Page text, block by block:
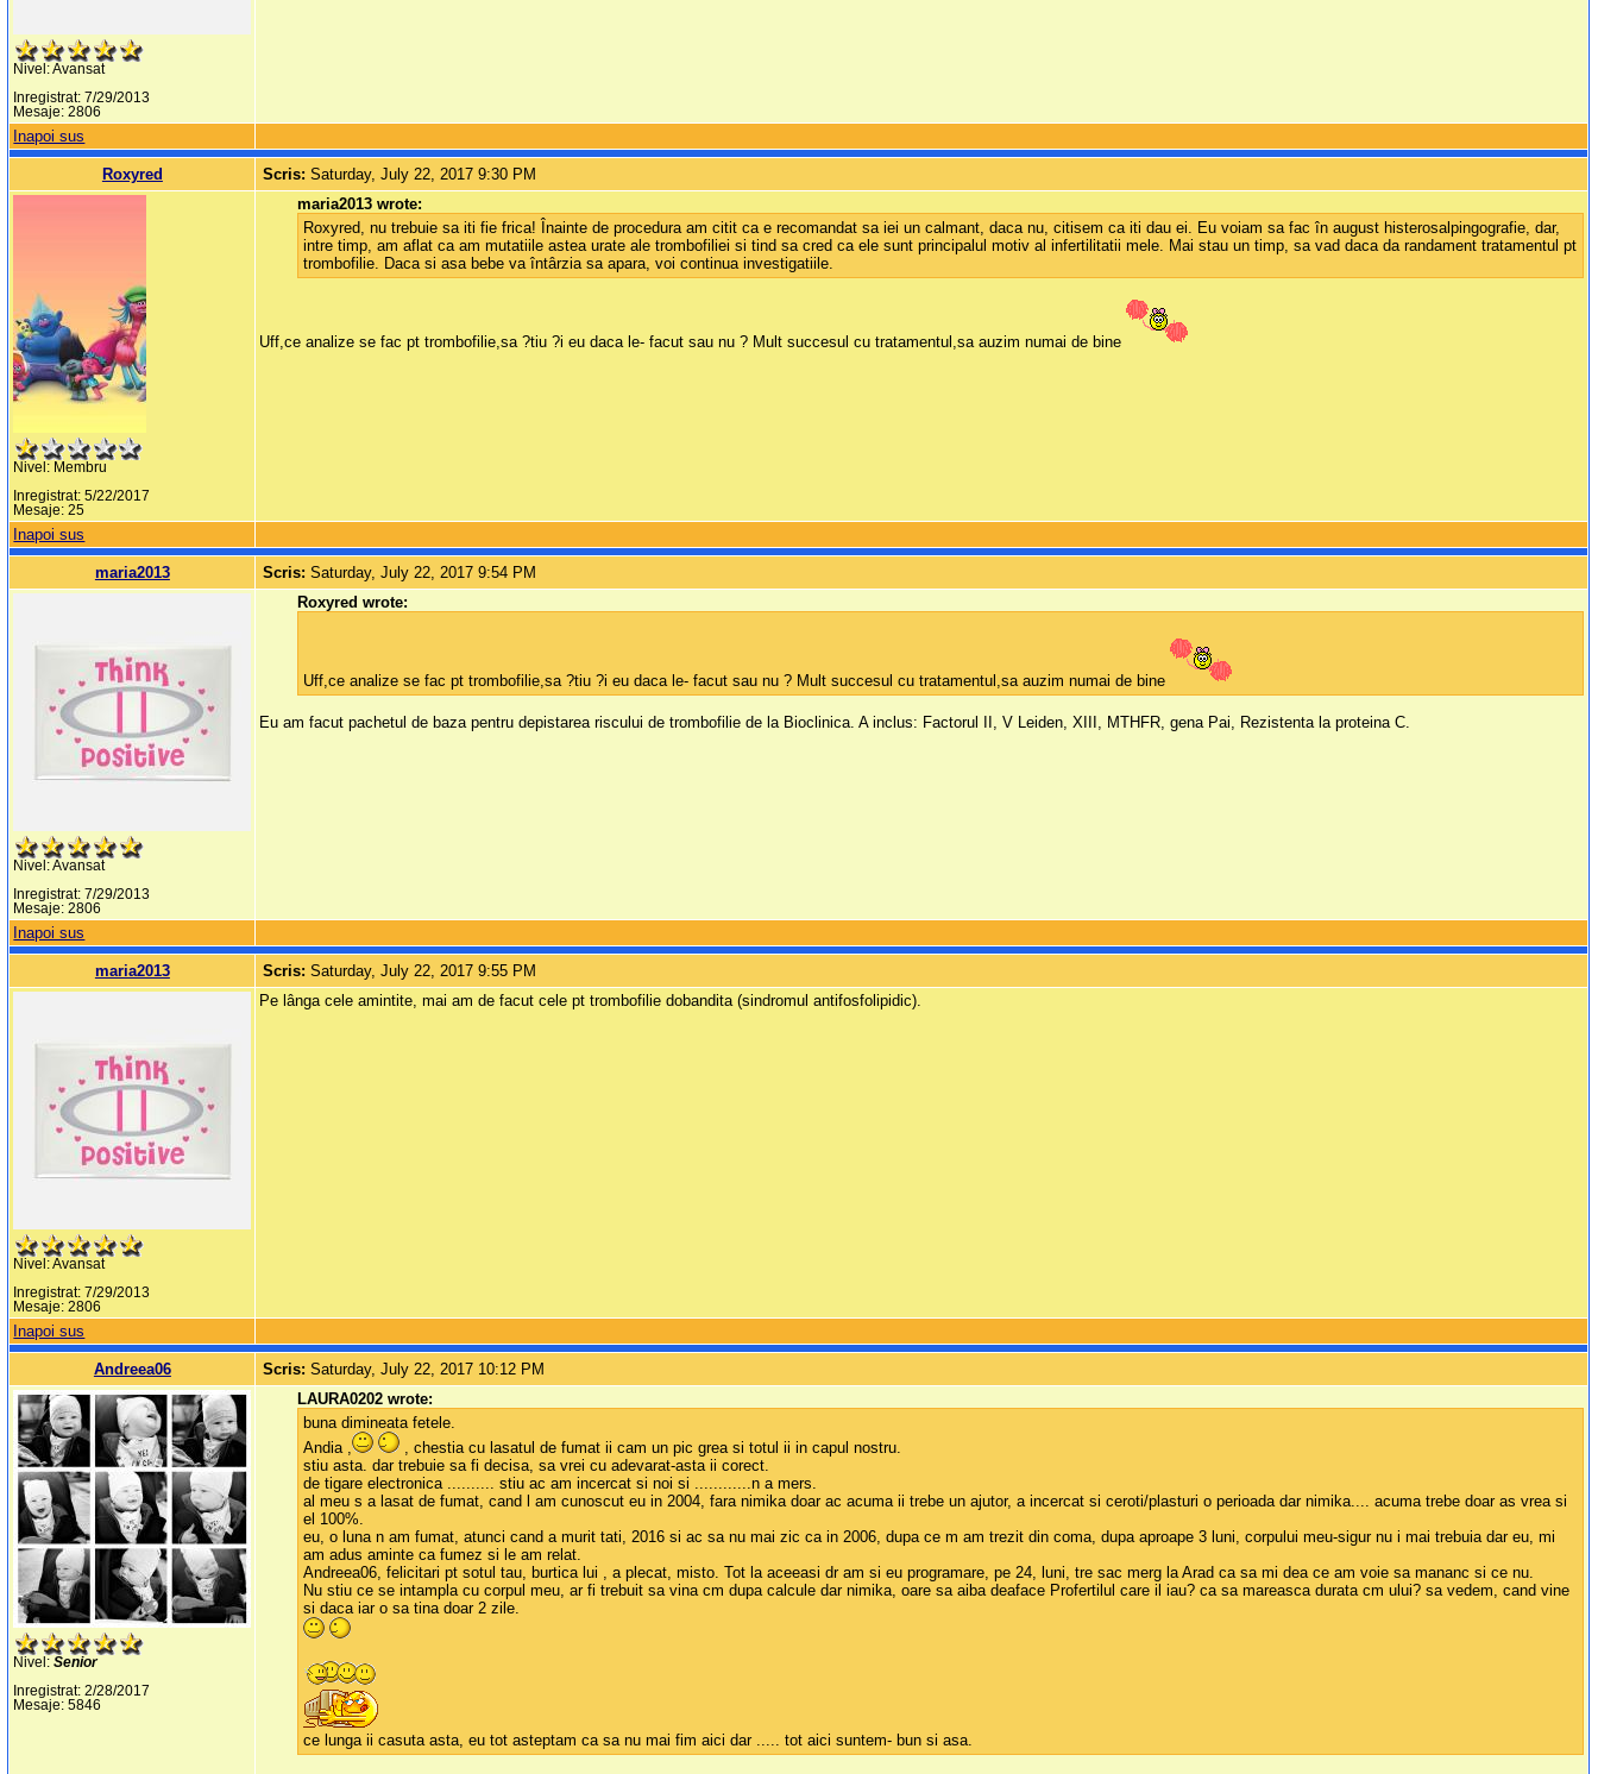
Nivel: Avansat
Inregistrat: 7/29/2013
Mesaje: 2806
Inapoi sus
Roxyred Scris:Saturday, July 22, 2017 9:30 PM
Nivel: Membru
Inregistrat: 5/22/2017
Mesaje: 25
maria2013 wrote:
Roxyred, nu trebuie sa iti fie frica! Înainte de procedura am citit ca e recomandat sa iei un calmant, daca nu, citisem ca iti dau ei. Eu voiam sa fac în august histerosalpingografie, dar,
intre timp, am aflat ca am mutatiile astea urate ale trombofiliei si tind sa cred ca ele sunt principalul motiv al infertilitatii mele. Mai stau un timp, sa vad daca da randament tratamentul pt
trombofilie. Daca si asa bebe va întârzia sa apara, voi continua investigatiile.
Uff,ce analize se fac pt trombofilie,sa ?tiu ?i eu daca le- facut sau nu ? Mult succesul cu tratamentul,sa auzim numai de bine
Inapoi sus
maria2013 Scris:Saturday, July 22, 2017 9:54 PM
Nivel: Avansat
Inregistrat: 7/29/2013
Mesaje: 2806
Roxyred wrote:
Uff,ce analize se fac pt trombofilie,sa ?tiu ?i eu daca le- facut sau nu ? Mult succesul cu tratamentul,sa auzim numai de bine
Eu am facut pachetul de baza pentru depistarea riscului de trombofilie de la Bioclinica. A inclus: Factorul II, V Leiden, XIII, MTHFR, gena Pai, Rezistenta la proteina C.
Inapoi sus
maria2013 Scris:Saturday, July 22, 2017 9:55 PM
Nivel: Avansat
Inregistrat: 7/29/2013
Mesaje: 2806
Pe lânga cele amintite, mai am de facut cele pt trombofilie dobandita (sindromul antifosfolipidic).
Inapoi sus
Andreea06 Scris:Saturday, July 22, 2017 10:12 PM
Nivel:Senior
Inregistrat: 2/28/2017
Mesaje: 5846
LAURA0202 wrote:
buna dimineata fetele.
Andia ,
, chestia cu lasatul de fumat ii cam un pic grea si totul ii in capul nostru.
stiu asta. dar trebuie sa fi decisa, sa vrei cu adevarat-asta ii corect.
de tigare electronica .......... stiu ac am incercat si noi si ............n a mers.
al meu s a lasat de fumat, cand l am cunoscut eu in 2004, fara nimika doar ac acuma ii trebe un ajutor, a incercat si ceroti/plasturi o perioada dar nimika.... acuma trebe doar as vrea si
el 100%.
eu, o luna n am fumat, atunci cand a murit tati, 2016 si ac sa nu mai zic ca in 2006, dupa ce m am trezit din coma, dupa aproape 3 luni, corpului meu-sigur nu i mai trebuia dar eu, mi
am adus aminte ca fumez si le am relat.
Andreea06, felicitari pt sotul tau, burtica lui , a plecat, misto. Tot la aceeasi dr am si eu programare, pe 24, luni, tre sac merg la Arad ca sa mi dea ce am voie sa mananc si ce nu.
Nu stiu ce se intampla cu corpul meu, ar fi trebuit sa vina cm dupa calcule dar nimika, oare sa aiba deaface Profertilul care il iau? ca sa mareasca durata cm ului? sa vedem, cand vine
si daca iar o sa tina doar 2 zile.
ce lunga ii casuta asta, eu tot asteptam ca sa nu mai fim aici dar ..... tot aici suntem- bun si asa.